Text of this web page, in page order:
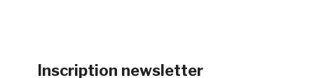
Inscription newsletter